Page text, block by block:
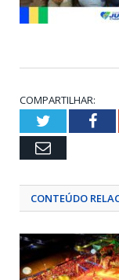
COMPARTILHAR:
Twitter
Email
CONTEÚDO